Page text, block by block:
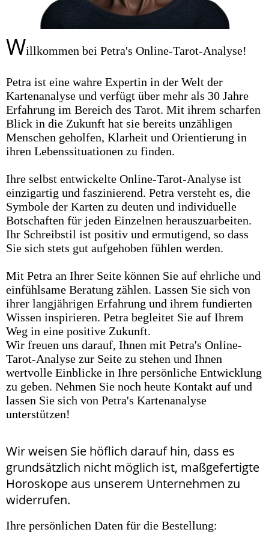
Willkommen bei Petra's Online-Tarot-Analyse!
Petra ist eine wahre Expertin in der Welt der
Kartenanalyse und verfügt über mehr als 30 Jahre
Erfahrung im Bereich des Tarot. Mit ihrem scharfen
Blick in die Zukunft hat sie bereits unzähligen
Menschen geholfen, Klarheit und Orientierung in
ihren Lebenssituationen zu finden.
Ihre selbst entwickelte Online-Tarot-Analyse ist
einzigartig und faszinierend. Petra versteht es, die
Symbole der Karten zu deuten und individuelle
Botschaften für jeden Einzelnen herauszuarbeiten.
Ihr Schreibstil ist positiv und ermutigend, so dass
Sie sich stets gut aufgehoben fühlen werden.
Mit Petra an Ihrer Seite können Sie auf ehrliche und
einfühlsame Beratung zählen. Lassen Sie sich von
ihrer langjährigen Erfahrung und ihrem fundierten
Wissen inspirieren. Petra begleitet Sie auf Ihrem
Weg in eine positive Zukunft.
Wir freuen uns darauf, Ihnen mit Petra's Online-
Tarot-Analyse zur Seite zu stehen und Ihnen
wertvolle Einblicke in Ihre persönliche Entwicklung
zu geben. Nehmen Sie noch heute Kontakt auf und
lassen Sie sich von Petra's Kartenanalyse
unterstützen!
Wir weisen Sie höflich darauf hin, dass es
grundsätzlich nicht möglich ist, maßgefertigte
Horoskope aus unserem Unternehmen zu
widerrufen.
Ihre persönlichen Daten für die Bestellung: